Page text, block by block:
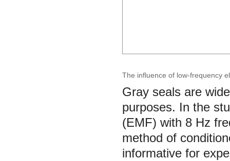
The influence of low-frequency
Gray seals are
purposes. In the
(EMF) with 8 Hz
method of
informative for